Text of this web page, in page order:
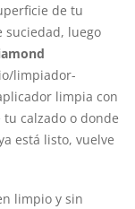
de tu
suciedad, luego
limpiador-
limpia con
calzado o donde
está listo, vuelve
limpio y sin